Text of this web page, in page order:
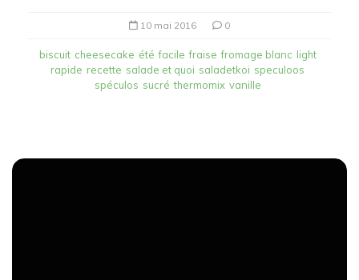
10 mai 2016 0
biscuit cheesecake été facile fraise fromage blanc light
rapide recette salade et quoi saladetkoi speculoos
spéculos sucré thermomix vanille